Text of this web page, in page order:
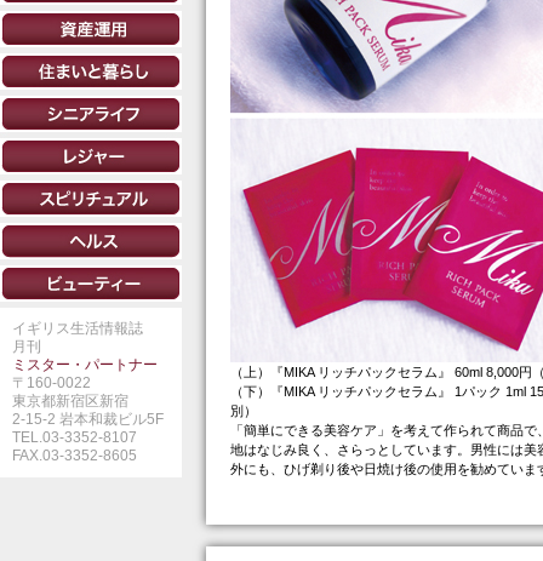
イギリス生活情報誌
月刊
ミスター・パートナー
〒160-0022
東京都新宿区新宿
2-15-2 岩本和裁ビル5F
TEL.03-3352-8107
FAX.03-3352-8605
（上）『MIKA リッチパックセラム』 60ml 8,000円
（下）『MIKA リッチパックセラム』 1パック 1ml
別）
「簡単にできる美容ケア」を考えて作られて商品で
地はなじみ良く、さらっとしています。男性には美
外にも、ひげ剃り後や日焼け後の使用を勧めていま